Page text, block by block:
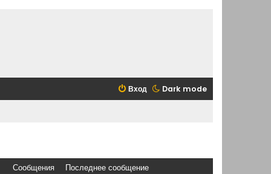
Dark mode
Вход
Сообщения Последнее сообщение